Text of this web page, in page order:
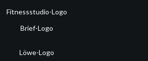
Fitnessstudio-Logo
Brief-Logo
Löwe-Logo